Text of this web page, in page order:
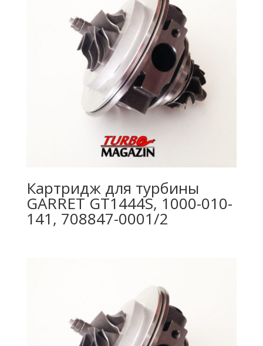
Картридж для турбины
GARRET GT1444S, 1000-010-
141, 708847-0001/2